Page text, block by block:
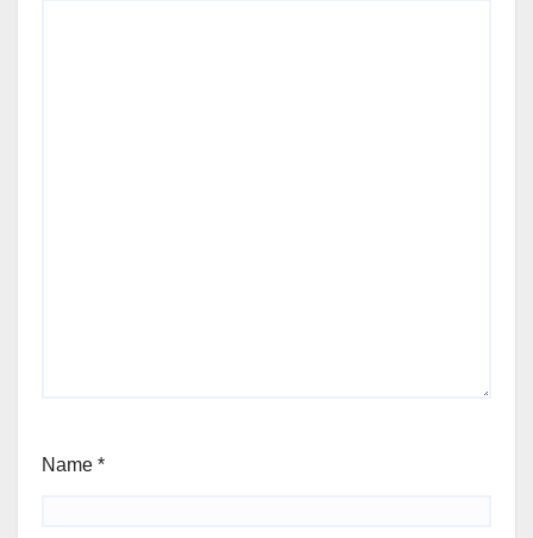
Name *